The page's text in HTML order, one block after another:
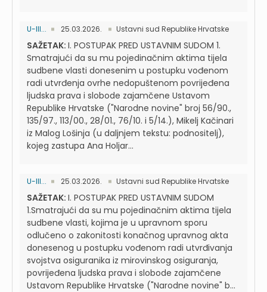
U-III... 25.03.2026. Ustavni sud Republike Hrvatske
SAŽETAK: I. POSTUPAK PRED USTAVNIM SUDOM 1.
Smatrajući da su mu pojedinačnim aktima tijela
sudbene vlasti donesenim u postupku vođenom
radi utvrđenja ovrhe nedopuštenom povrijeđena
ljudska prava i slobode zajamčene Ustavom
Republike Hrvatske ("Narodne novine" broj 56/90.,
135/97., 113/00., 28/01., 76/10. i 5/14.), Mikelj Kačinari
iz Malog Lošinja (u daljnjem tekstu: podnositelj),
kojeg zastupa Ana Holjar...
U-III... 25.03.2026. Ustavni sud Republike Hrvatske
SAŽETAK: I. POSTUPAK PRED USTAVNIM SUDOM
1.Smatrajući da su mu pojedinačnim aktima tijela
sudbene vlasti, kojima je u upravnom sporu
odlučeno o zakonitosti konačnog upravnog akta
donesenog u postupku vođenom radi utvrđivanja
svojstva osiguranika iz mirovinskog osiguranja,
povrijeđena ljudska prava i slobode zajamčene
Ustavom Republike Hrvatske ("Narodne novine" b...